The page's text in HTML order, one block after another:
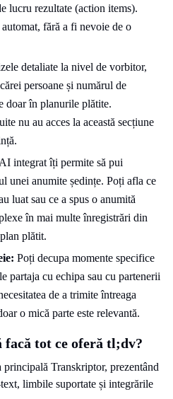
lucru rezultate (action items).
fără a fi nevoie de o
detaliate la nivel de vorbitor,
persoane și numărul de
doar în planurile plătite.
nu au acces la această secțiune
integrat îți permite să pui
unei anumite ședințe. Poți afla ce
luat sau ce a spus o anumită
în mai multe înregistrări din
plătit.
Poți decupa momente specifice
partaja cu echipa sau cu partenerii
de a trimite întreaga
o mică parte este relevantă.
tot ce oferă tl;dv?